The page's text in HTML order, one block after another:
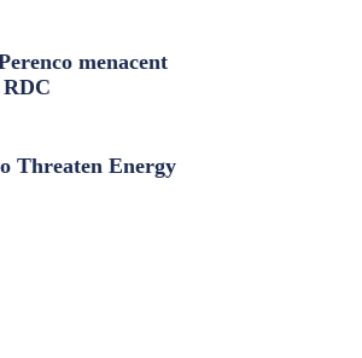
menacent
RDC
Threaten Energy